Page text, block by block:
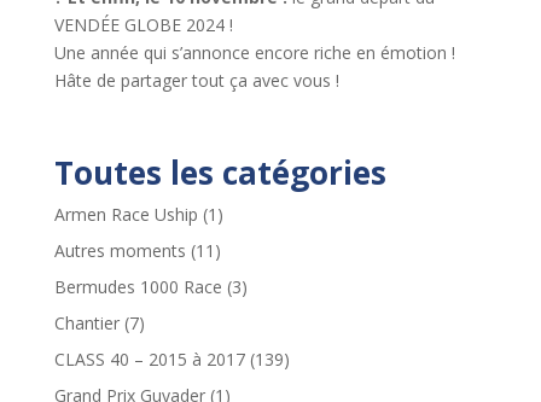
VENDÉE GLOBE 2024 !
Une année qui s’annonce encore riche en émotion !
Hâte de partager tout ça avec vous !
Toutes les catégories
Armen Race Uship (1)
Autres moments (11)
Bermudes 1000 Race (3)
Chantier(7)
CLASS 40 – 2015 à 2017(139)
Grand Prix Guyader(1)